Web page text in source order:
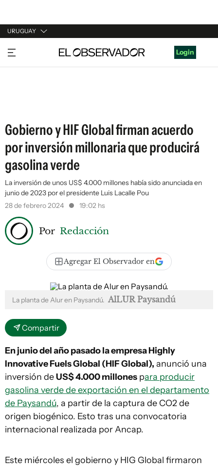
URUGUAY
URUGUAY
ARGENTINA
Login
Gobierno y HIF Global firman acuerdo
por inversión millonaria que producirá
gasolina verde
La inversión de unos US$ 4.000 millones había sido anunciada en
junio de 2023 por el presidente Luis Lacalle Pou
28 de febrero 2024
19:02 hs
Por Redacción
Agregar El Observador en
La planta de Alur en Paysandú. AlLUR Paysandú
Compartir
En junio del año pasado la empresa Highly
Innovative Fuels Global (HIF Global), anunció una
inversión deUS$ 4.000 millones para producir
gasolina verde de exportación en el departamento
de Paysandú, a partir de la captura de CO2 de
origen biogénico. Esto tras una convocatoria
internacional realizada por Ancap.
Este miércoles el gobierno y HIG Global firmaron